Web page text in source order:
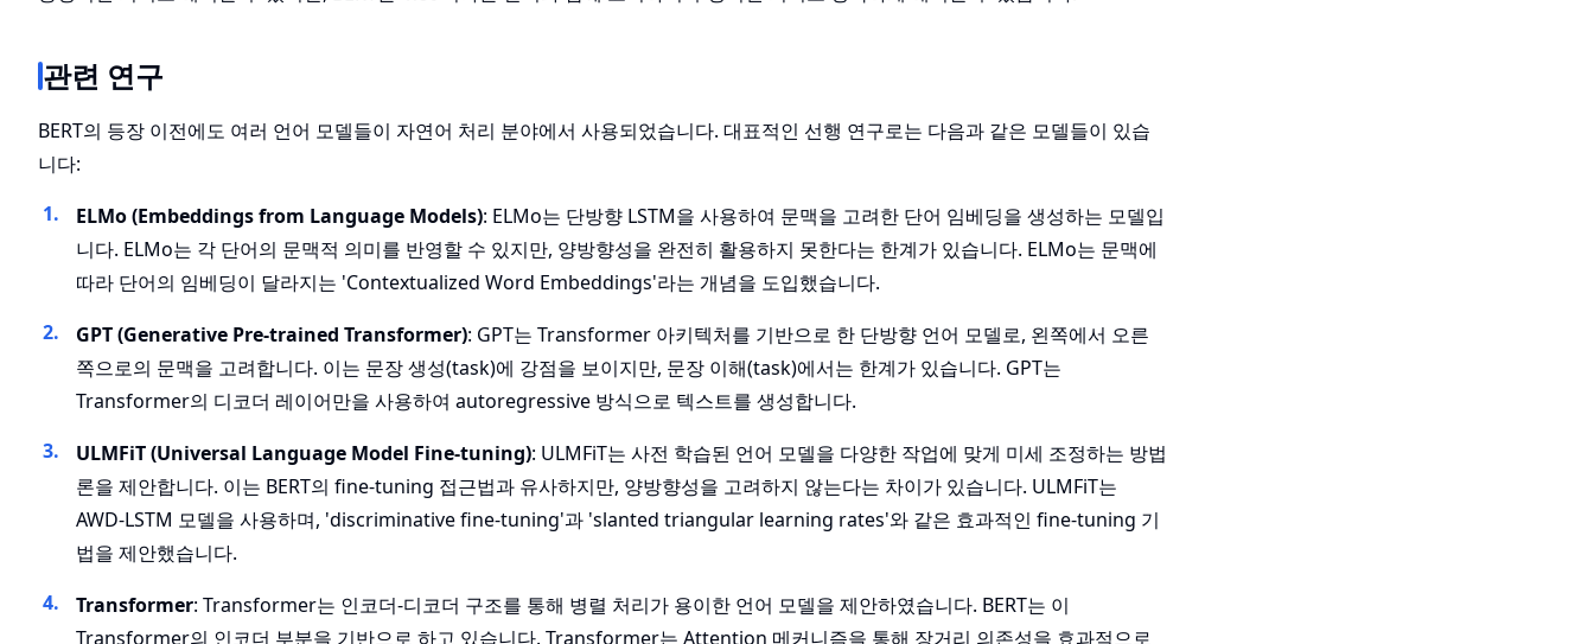
관련 연구
BERT의 등장 이전에도 여러 언어 모델들이 자연어 처리 분야에서 사용되었습니다. 대표적인 선행 연구로는 다음과 같은 모델들이 있습
니다:
ELMo (Embeddings from Language Models): ELMo는 단방향 LSTM을 사용하여 문맥을 고려한 단어 임베딩을 생성하는 모델입
니다. ELMo는 각 단어의 문맥적 의미를 반영할 수 있지만, 양방향성을 완전히 활용하지 못한다는 한계가 있습니다. ELMo는 문맥에
따라 단어의 임베딩이 달라지는 'Contextualized Word Embeddings'라는 개념을 도입했습니다.
GPT (Generative Pre-trained Transformer): GPT는 Transformer 아키텍처를 기반으로 한 단방향 언어 모델로, 왼쪽에서 오른
쪽으로의 문맥을 고려합니다. 이는 문장 생성(task)에 강점을 보이지만, 문장 이해(task)에서는 한계가 있습니다. GPT는
Transformer의 디코더 레이어만을 사용하여 autoregressive 방식으로 텍스트를 생성합니다.
ULMFiT (Universal Language Model Fine-tuning): ULMFiT는 사전 학습된 언어 모델을 다양한 작업에 맞게 미세 조정하는 방법
론을 제안합니다. 이는 BERT의 fine-tuning 접근법과 유사하지만, 양방향성을 고려하지 않는다는 차이가 있습니다. ULMFiT는
AWD-LSTM 모델을 사용하며, 'discriminative fine-tuning'과 'slanted triangular learning rates'와 같은 효과적인 fine-tuning 기
법을 제안했습니다.
Transformer: Transformer는 인코더-디코더 구조를 통해 병렬 처리가 용이한 언어 모델을 제안하였습니다. BERT는 이
Transformer의 인코더 부분을 기반으로 하고 있습니다. Transformer는 Attention 메커니즘을 통해 장거리 의존성을 효과적으로